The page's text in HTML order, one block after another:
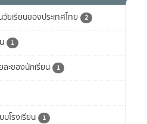
ยเรียนของประเทศไทย 2
1
ละของนักเรียน 1
บโรงเรียน 1